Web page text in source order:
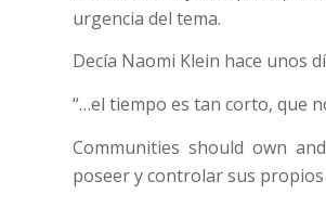
urgencia del tema.
Decía Naomi Klein hace unos
“…el tiempo es tan corto, que
Communities should own
poseer y controlar sus